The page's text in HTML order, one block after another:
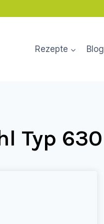
Rezepte Blog
Typ 630